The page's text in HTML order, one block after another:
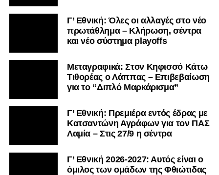
Γ’ Εθνική: Όλες οι αλλαγές στο νέο
πρωτάθλημα – Κλήρωση, σέντρα
και νέο σύστημα playoffs
Μεταγραφικά: Στον Κηφισσό Κάτω
Τιθορέας ο Λάππας – Επιβεβαίωση
για το “Διπλό Μαρκάρισμα”
Γ’ Εθνική: Πρεμιέρα εντός έδρας με
Κατσαντώνη Αγράφων για τον ΠΑΣ
Λαμία – Στις 27/9 η σέντρα
Γ’ Εθνική 2026-2027: Αυτός είναι ο
όμιλος των ομάδων της Φθιώτιδας